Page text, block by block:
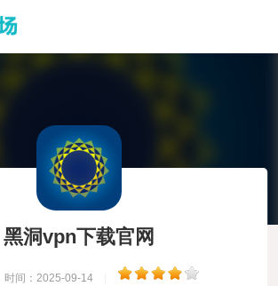
黑洞vpn下载官网
时间：2025-09-14